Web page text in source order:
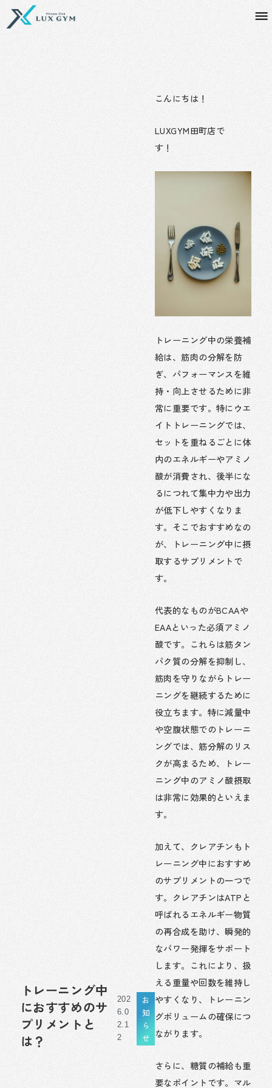
トレーニング中
におすすめのサ
プリメントと
は？
202
6.0
2.1
2
お
知
ら
せ
こんにちは！
LUXGYM田町店で
す！
トレーニング中の栄養補
給は、筋肉の分解を防
ぎ、パフォーマンスを維
持・向上させるために非
常に重要です。特にウエ
イトトレーニングでは、
セットを重ねるごとに体
内のエネルギーやアミノ
酸が消費され、後半にな
るにつれて集中力や出力
が低下しやすくなりま
す。そこでおすすめなの
が、トレーニング中に摂
取するサプリメントで
す。
代表的なものがBCAAや
EAAといった必須アミノ
酸です。これらは筋タン
パク質の分解を抑制し、
筋肉を守りながらトレー
ニングを継続するために
役立ちます。特に減量中
や空腹状態でのトレーニ
ングでは、筋分解のリス
クが高まるため、トレー
ニング中のアミノ酸摂取
は非常に効果的といえま
す。
加えて、クレアチンもト
レーニング中におすすめ
のサプリメントの一つで
す。クレアチンはATPと
呼ばれるエネルギー物質
の再合成を助け、瞬発的
なパワー発揮をサポート
します。これにより、扱
える重量や回数を維持し
やすくなり、トレーニン
グボリュームの確保につ
ながります。
さらに、糖質の補給も重
要なポイントです。マル